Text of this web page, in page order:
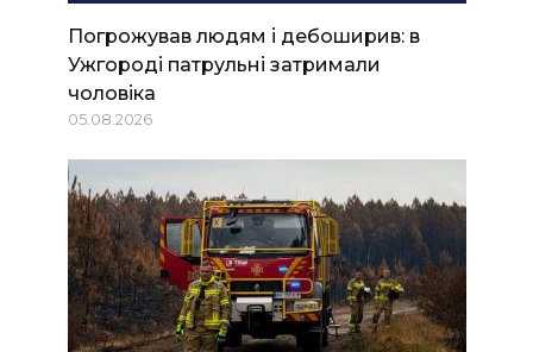
Погрожував людям і дебоширив: в
Ужгороді патрульні затримали
чоловіка
05.08.2026